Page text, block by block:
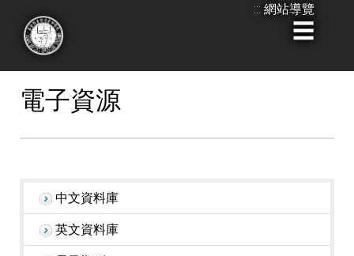
::: 網站導覽
電子資源
中文資料庫
英文資料庫